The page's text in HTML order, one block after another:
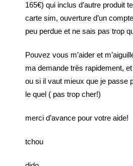
165€) qui inclus d’autre produit
carte sim, ouverture d’un
peu perdue et ne sais pas trop
Pouvez vous m’aider et
ma demande très rapidement,
ou si il vaut mieux que je passe
le quel ( pas trop cher!)
merci d’avance pour votre aide!
tchou